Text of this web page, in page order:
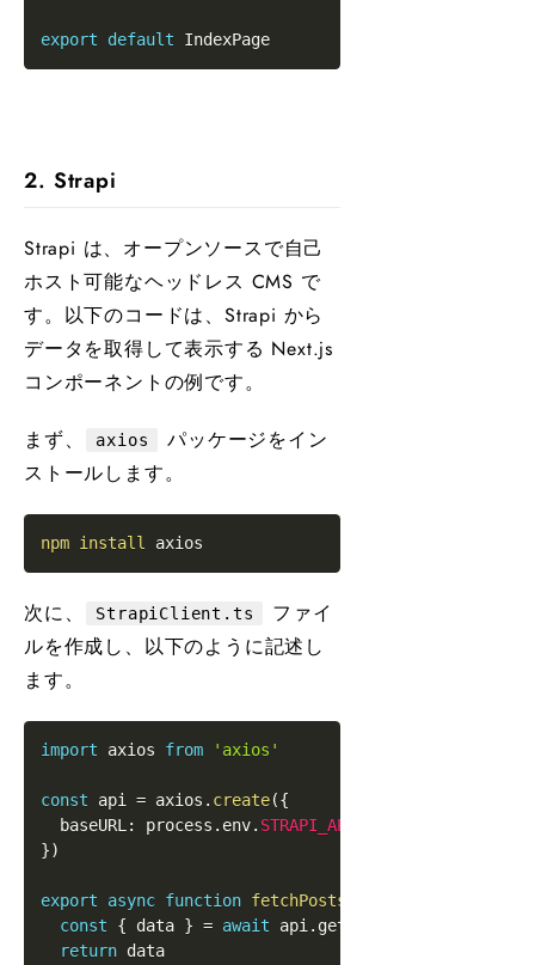
export default IndexPage
2. Strapi
Strapi は、オープンソースで自己
ホスト可能なヘッドレス CMS で
す。以下のコードは、Strapi から
データを取得して表示する Next.js
コンポーネントの例です。
まず、 axios
パッケージをイン
ストールします。
npm install
次に、 StrapiClient.ts
ファイ
ルを作成し、以下のように記述し
ます。
import axios from 'axios'
const api = axios . create({
  baseURL
: process . env. STRAPI_API_URL
})
export async function fetchPosts
const
{ data } = await api . get
return